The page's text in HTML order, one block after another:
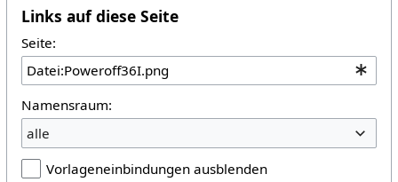
Links auf diese Seite
Seite:
Namensraum:
alle
Vorlageneinbindungen ausblenden